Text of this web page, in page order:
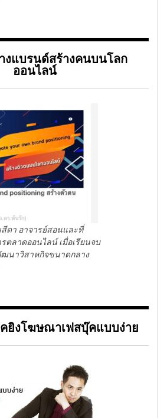
งแบรนด์สร้างคนบนโลก
ออนไลน์
ดา อาจารย์สอนและที่
ตลาดออนไลน์ เมื่อเรียนจบ
ฒนาวิสาหกิจขนาดกลาง
ยิงโฆษณาเฟสบุ๊คแบบง่าย